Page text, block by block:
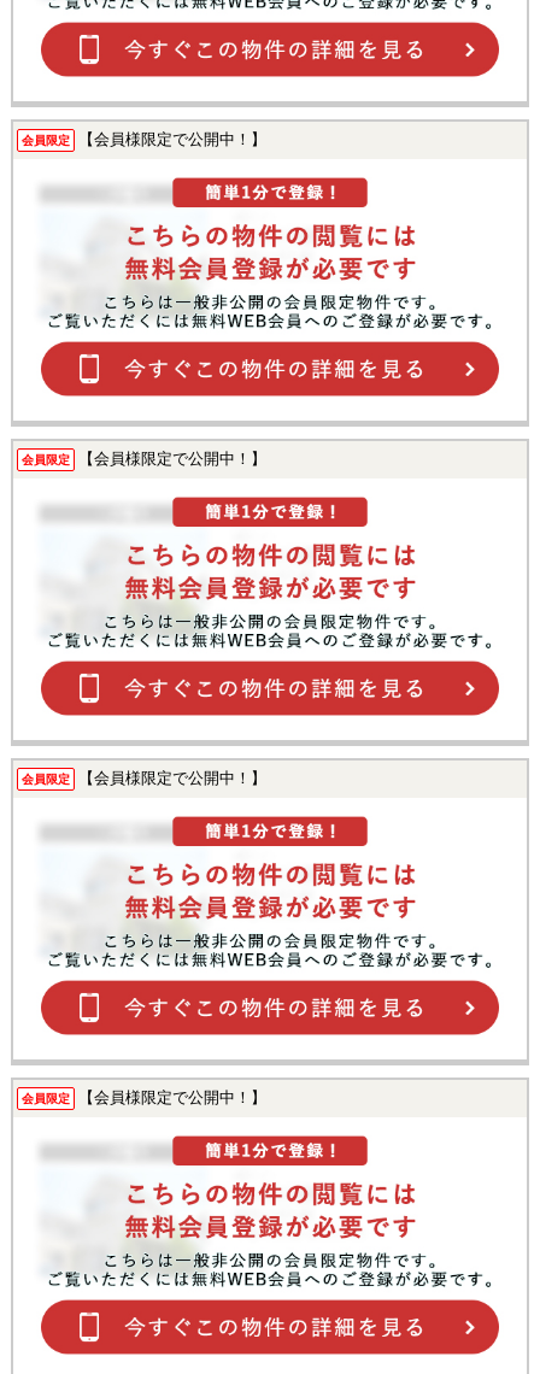
会員限定 【会員様限定で公開中！】
会員限定 【会員様限定で公開中！】
会員限定 【会員様限定で公開中！】
会員限定 【会員様限定で公開中！】